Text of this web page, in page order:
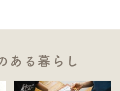
ある暮らし